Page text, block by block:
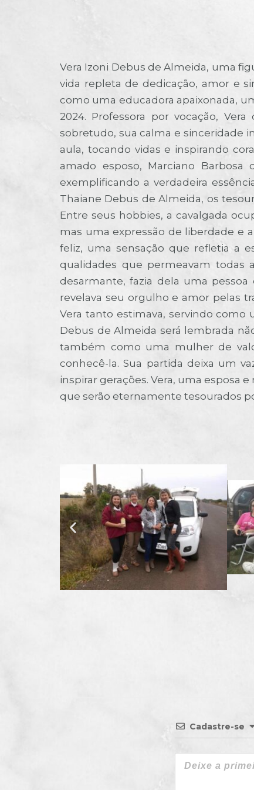
Vera Izoni Debus de Almeida, uma
vida repleta de dedicação, amor e
como uma educadora apaixonada,
2024. Professora por vocação,
sobretudo, sua calma e sinceridade
aula, tocando vidas e inspirando
amado esposo, Marciano
exemplificando a verdadeira
Thaiane Debus de Almeida, os
Entre seus hobbies, a cavalgada
mas uma expressão de liberdade e
feliz, uma sensação que refletia a
qualidades que permeavam todas
desarmante, fazia dela uma
revelava seu orgulho e amor pelas
Vera tanto estimava, servindo como
Debus de Almeida será lembrada
também como uma mulher de
conhecê-la. Sua partida deixa um
inspirar gerações. Vera, uma esposa
que serão eternamente tesourados
Cadastre-se